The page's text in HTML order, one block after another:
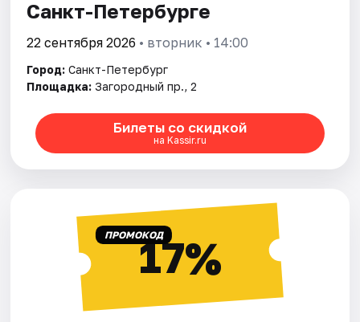
Санкт-Петербурге
22 сентября 2026 • вторник • 14:00
Город: Санкт-Петербург
Площадка: Загородный пр., 2
Билеты со скидкой
на Kassir.ru
ПРОМОКОД17%